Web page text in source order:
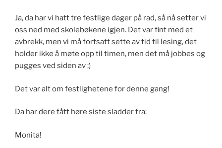
Ja, da har vi hatt tre festlige dager på rad, så nå setter vi
oss ned med skolebøkene igjen. Det var fint med et
avbrekk, men vi må fortsatt sette av tid til lesing, det
holder ikke å møte opp til timen, men det må jobbes og
pugges ved siden av ;)
Det var alt om festlighetene for denne gang!
Da har dere fått høre siste sladder fra:
Monita!